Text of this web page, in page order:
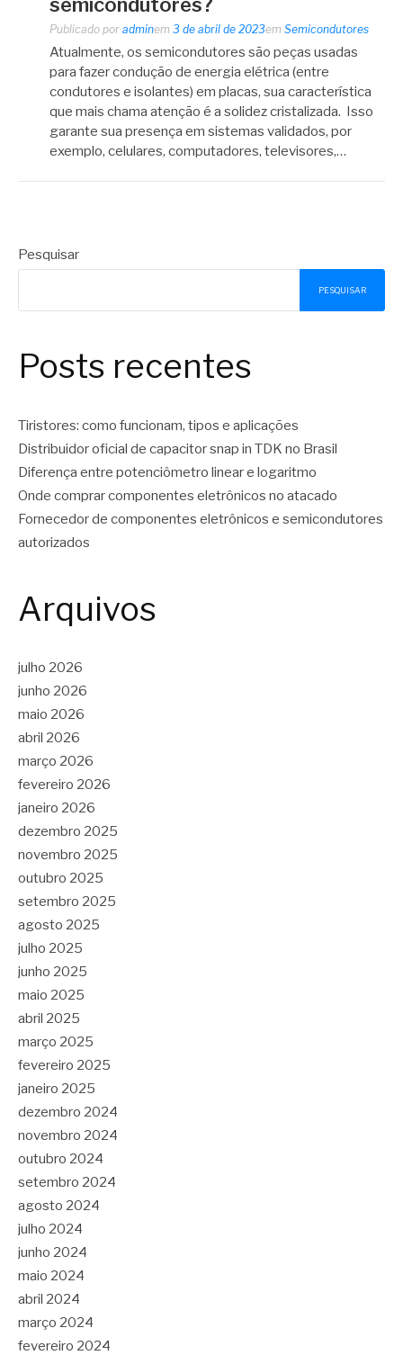
Publicado por adminem 3 de abril de 2023em Semicondutores
Atualmente, os semicondutores são peças usadas
para fazer condução de energia elétrica (entre
condutores e isolantes) em placas, sua característica
que mais chama atenção é a solidez cristalizada. Isso
garante sua presença em sistemas validados, por
exemplo, celulares, computadores, televisores,…
Pesquisar
PESQUISAR
Posts recentes
Tiristores: como funcionam, tipos e aplicações
Distribuidor oficial de capacitor snap in TDK no Brasil
Diferença entre potenciômetro linear e logaritmo
Onde comprar componentes eletrônicos no atacado
Fornecedor de componentes eletrônicos e semicondutores
autorizados
Arquivos
julho 2026
junho 2026
maio 2026
abril 2026
março 2026
fevereiro 2026
janeiro 2026
dezembro 2025
novembro 2025
outubro 2025
setembro 2025
agosto 2025
julho 2025
junho 2025
maio 2025
abril 2025
março 2025
fevereiro 2025
janeiro 2025
dezembro 2024
novembro 2024
outubro 2024
setembro 2024
agosto 2024
julho 2024
junho 2024
maio 2024
abril 2024
março 2024
fevereiro 2024